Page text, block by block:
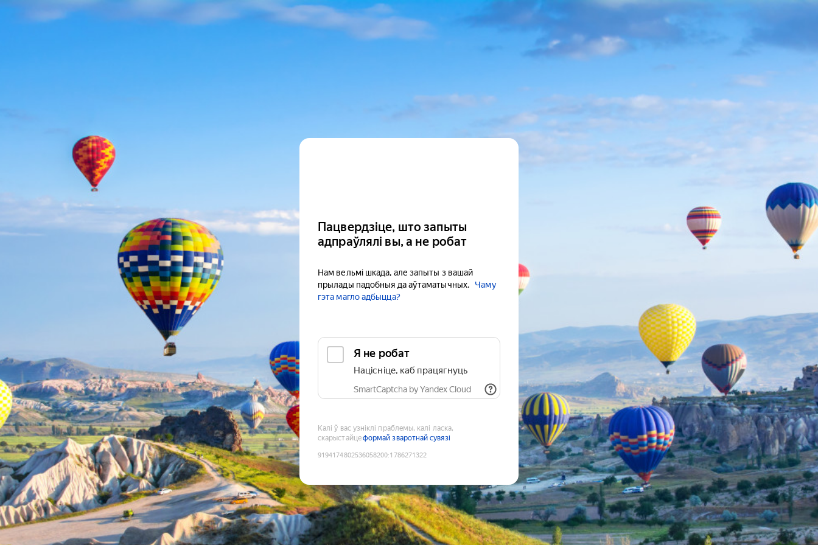
Пацвердзіце, што запыты
адпраўлялі вы, а не робат
Нам вельмі шкада, але запыты з вашай
прылады падобныя да аўтаматычных.
Чаму
гэта магло адбыцца?
Я не робат
Націсніце, каб працягнуць
SmartCaptcha by Yandex Cloud
Калі ў вас узніклі праблемы, калі ласка,
скарыстайцеформай зваротнай сувязі
9194174802536058200:1786271322